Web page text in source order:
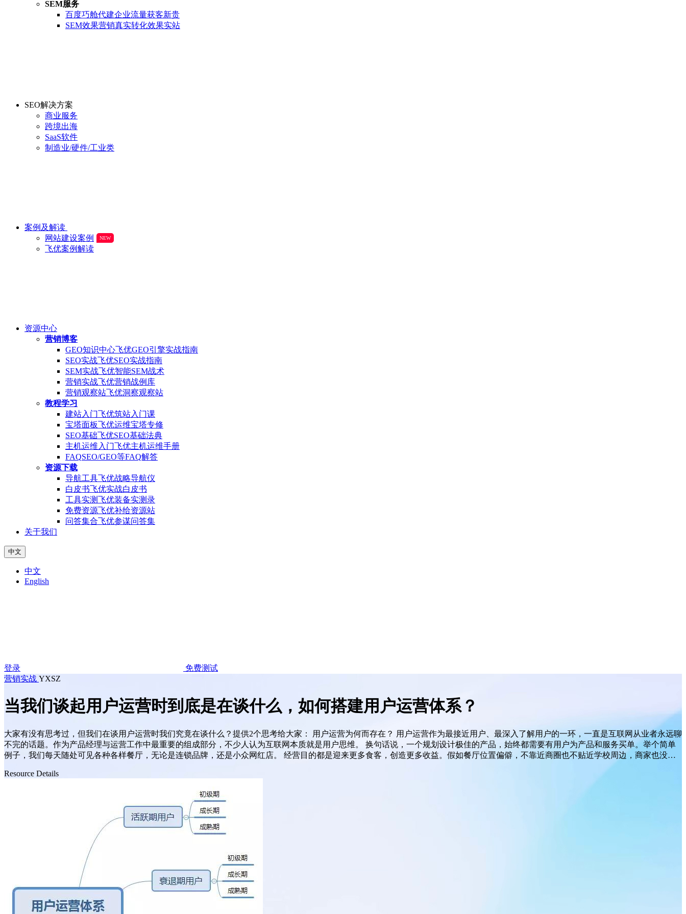
SEM服务
百度巧舱代建企业流量获客新贵
SEM效果营销真实转化效果实站
SEO解决方案
商业服务
跨境出海
SaaS软件
制造业/硬件/工业类
案例及解读
网站建设案例
NEW
飞优案例解读
资源中心
营销博客
GEO知识中心飞优GEO引擎实战指南
SEO实战飞优SEO实战指南
SEM实战飞优智能SEM战术
营销实战飞优营销战例库
营销观察站飞优洞察观察站
教程学习
建站入门飞优筑站入门课
宝塔面板飞优运维宝塔专修
SEO基础飞优SEO基础法典
主机运维入门飞优主机运维手册
FAQSEO/GEO等FAQ解答
资源下载
导航工具飞优战略导航仪
白皮书飞优实战白皮书
工具实测飞优装备实测录
免费资源飞优补给资源站
问答集合飞优参谋问答集
关于我们
中文
中文
English
登录
免费测试
营销实战 YXSZ
当我们谈起用户运营时到底是在谈什么，如何搭建用户运营体系？
大家有没有思考过，但我们在谈用户运营时我们究竟在谈什么？提供2个思考给大家： 用户运营为何而存在？ 用户运营作为最接近用户、最深入了解用户的一环，一直是互联网从业者永远聊
不完的话题。作为产品经理与运营工作中最重要的组成部分，不少人认为互联网本质就是用户思维。 换句话说，一个规划设计极佳的产品，始终都需要有用户为产品和服务买单。举个简单
例子，我们每天随处可见各种各样餐厅，无论是连锁品牌，还是小众网红店。 经营目的都是迎来更多食客，创造更多收益。假如餐厅位置偏僻，不靠近商圈也不贴近学校周边，商家也没…
Resource Details